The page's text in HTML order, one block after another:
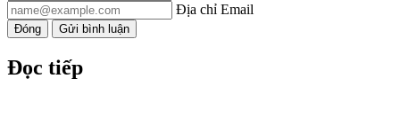
Địa chỉ Email
Đóng Gửi bình luận
Đọc tiếp